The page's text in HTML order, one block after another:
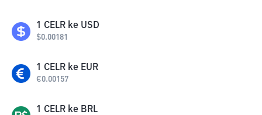
1 CELR ke USD
$0.00181
1 CELR ke EUR
€0.00157
1 CELR ke BRL